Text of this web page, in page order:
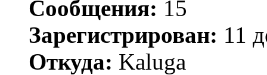
Сообщения: 15
Зарегистрирован: 11
Откуда: Kaluga